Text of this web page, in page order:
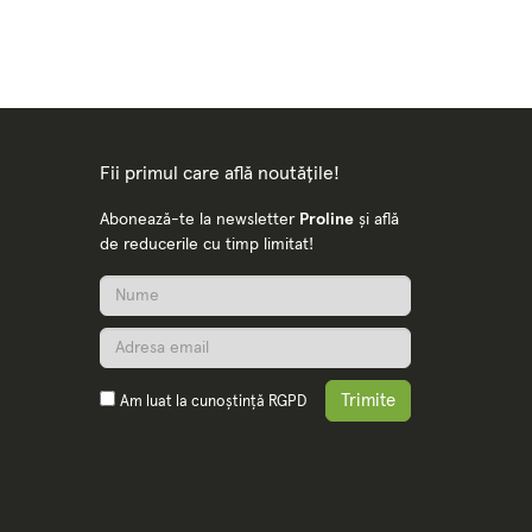
Fii primul care află noutățile!
Abonează-te la newsletter Prolineși află
de reducerile cu timp limitat!
Am luat la cunoștință RGPD Trimite